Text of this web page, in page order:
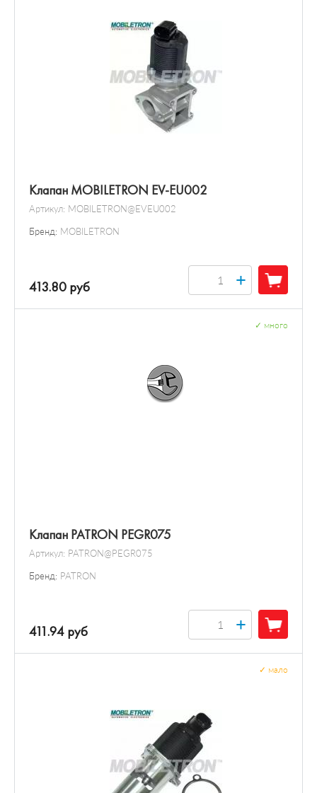
Клапан MOBILETRON EV-EU002
Артикул: MOBILETRON@EVEU002
Бренд: MOBILETRON
413.80 руб +
Клапан PATRON PEGR075
Артикул: PATRON@PEGR075
Бренд: PATRON
много
411.94 руб +
мало